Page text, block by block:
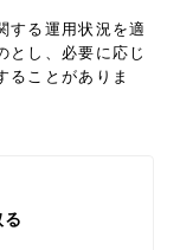
する運用状況を適
とし、必要に応じ
ることがありま